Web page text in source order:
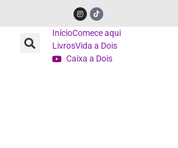
InícioComece aqui
LivrosVida a Dois
Caixa a Dois